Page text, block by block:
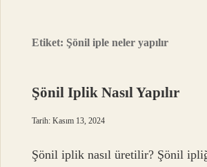
Etiket: Şönil iple neler yapılır
Şönil Iplik Nasıl Yapılır
Tarih: Kasım 13, 2024
Şönil iplik nasıl üretilir? Şönil